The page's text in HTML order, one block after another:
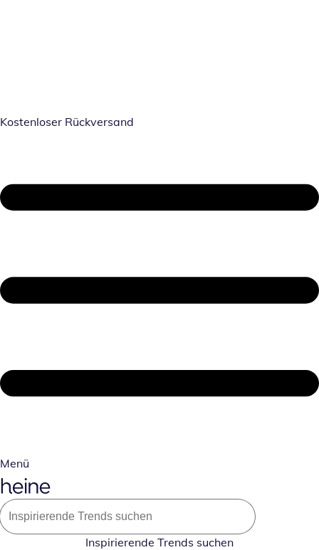
Kostenloser Rückversand
Menü
Inspirierende Trends suchen